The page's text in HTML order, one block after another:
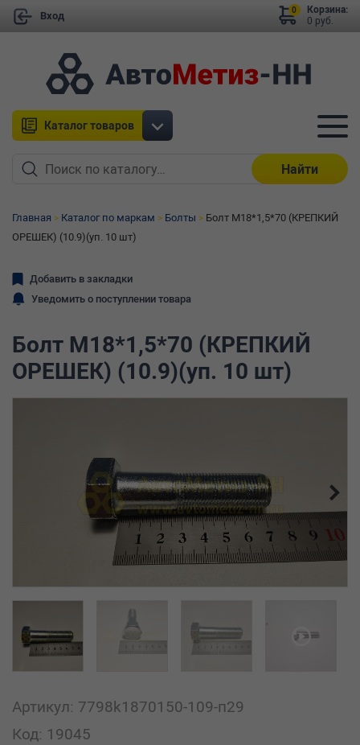
Вход
Корзина:
0 руб.
0
Каталог товаров
Найти
Главная Каталог по маркам Болты
Болт М18*1,5*70 (КРЕПКИЙ
ОРЕШЕК) (10.9)(уп. 10 шт)
Добавить в закладки
Уведомить о поступлении товара
Болт М18*1,5*70 (КРЕПКИЙ
ОРЕШЕК) (10.9)(уп. 10 шт)
Артикул: 7798k1870150-109-п29
Код: 19045